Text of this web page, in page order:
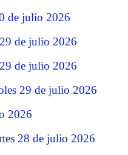
de julio 2026
de julio 2026
de julio 2026
29 de julio 2026
2026
28 de julio 2026